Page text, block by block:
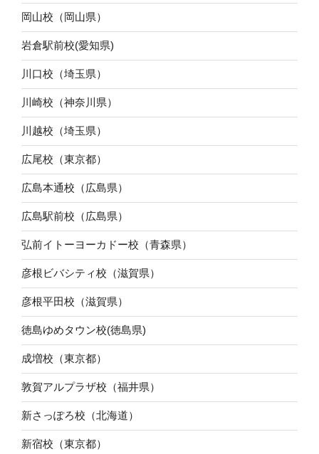
岡山校（岡山県）
岩倉駅前校(愛知県)
川口校（埼玉県）
川崎校（神奈川県）
川越校（埼玉県）
広尾校（東京都）
広島本通校（広島県）
広島駅前校（広島県）
弘前イトーヨーカドー校（青森県）
彦根ビバシティ校（滋賀県）
彦根平田校（滋賀県）
徳島ゆめタウン校(徳島県)
成増校（東京都）
敦賀アルプラザ校（福井県）
新さっぽろ校（北海道）
新宿校（東京都）